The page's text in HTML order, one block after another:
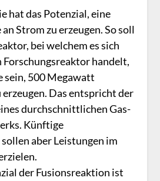
hat das Potenzial, eine
Strom zu erzeugen. So soll
bei welchem es sich
Forschungsreaktor handelt,
sein, 500 Megawatt
erzeugen. Das entspricht der
durchschnittlichen Gas-
Künftige
aber Leistungen im
der Fusionsreaktion ist